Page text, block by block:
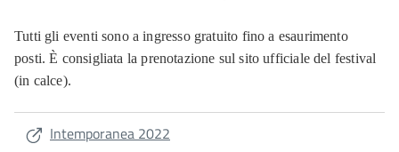
Tutti gli eventi sono a ingresso gratuito fino a esaurimento
posti. È consigliata la prenotazione sul sito ufficiale del festival
(in calce).
Intemporanea 2022